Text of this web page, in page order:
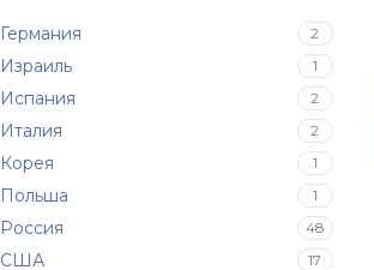
Германия 2
Израиль 1
Испания 2
Италия 2
Корея 1
Польша 1
Россия 48
США 17